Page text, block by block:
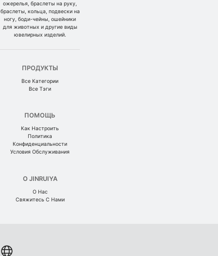
ожерелья, браслеты на руку,
браслеты, кольца, подвески на
ногу, боди-чейны, ошейники
для животных и другие виды
ювелирных изделий.
ПРОДУКТЫ
Все Категории
Все Тэги
ПОМОЩЬ
Как Настроить
Политика
Конфиденциальности
Условия Обслуживания
О JINRUIYA
О Нас
Свяжитесь С Нами